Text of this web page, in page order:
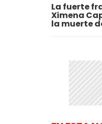
La fuerte
Ximena
la muerte